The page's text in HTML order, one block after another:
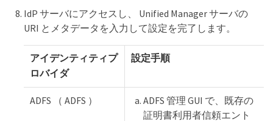
IdP サーバにアクセスし、 Unified Manager サーバの
URI とメタデータを入力して設定を完了します。
アイデンティティプ
ロバイダ
設定手順
ADFS （ ADFS ）
ADFS 管理 GUI で、既存の
証明書利用者信頼エント